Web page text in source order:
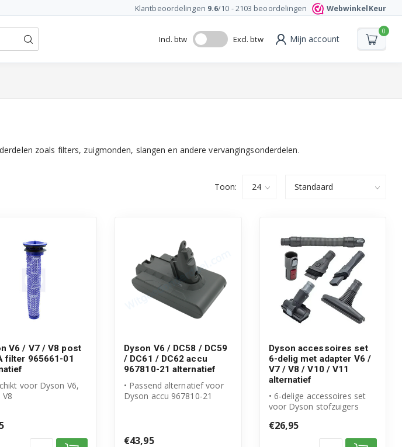
Klantbeoordelingen 9.6/10 -2103 beoordelingen WebwinkelKeur
Incl. btw Excl. btw Mijn account
0
zoals filters, zuigmonden, slangen en andere vervangingsonderdelen.
Toon:
V6 / V7 / V8 post
filter 965661-01
voor Dyson V6,
V8
...
Dyson V6 / DC58 / DC59
/ DC61 / DC62 accu
967810-21 alternatief
• Passend alternatief voor
Dyson accu 967810-21
€43,95
Dyson accessoires set
6-delig met adapter V6 /
V7 / V8 / V10 / V11
alternatief
• 6-delige accessoires set
voor Dyson stofzuigers
meer...
€26,95